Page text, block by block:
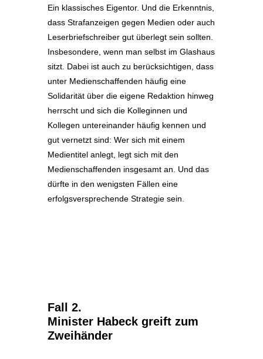
Ein klassisches Eigentor. Und die Erkenntnis,
dass Strafanzeigen gegen Medien oder auch
Leserbriefschreiber gut überlegt sein sollten.
Insbesondere, wenn man selbst im Glashaus
sitzt. Dabei ist auch zu berücksichtigen, dass
unter Medienschaffenden häufig eine
Solidarität über die eigene Redaktion hinweg
herrscht und sich die Kolleginnen und
Kollegen untereinander häufig kennen und
gut vernetzt sind: Wer sich mit einem
Medientitel anlegt, legt sich mit den
Medienschaffenden insgesamt an. Und das
dürfte in den wenigsten Fällen eine
erfolgsversprechende Strategie sein.
Fall 2.
Minister Habeck greift zum
Zweihänder